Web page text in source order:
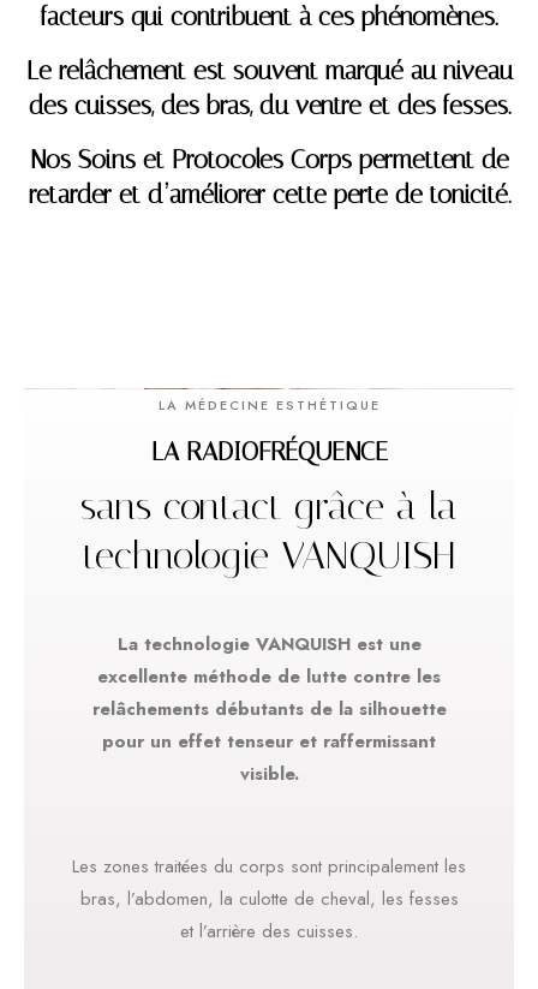
facteurs qui contribuent à ces phénomènes.
Le relâchement est souvent marqué au niveau
des cuisses, des bras, du ventre et des fesses.
Nos Soins et Protocoles Corps permettent de
retarder et d’améliorer cette perte de tonicité.
LA MÉDECINE ESTHÉTIQUE
LA RADIOFRÉQUENCE
sans contact grâce à la
technologie VANQUISH
La technologie VANQUISH est une
excellente méthode de lutte contre les
relâchements débutants de la silhouette
pour un effet tenseur et raffermissant
visible.
Les zones traitées du corps sont principalement les
bras, l’abdomen, la culotte de cheval, les fesses
et l’arrière des cuisses.